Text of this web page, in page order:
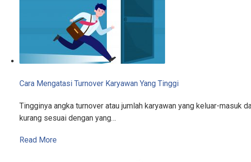
Cara Mengatasi Turnover Karyawan Yang Tinggi
Tingginya angka turnover atau jumlah karyawan yang keluar-masuk
kurang sesuai dengan yang…
Read More